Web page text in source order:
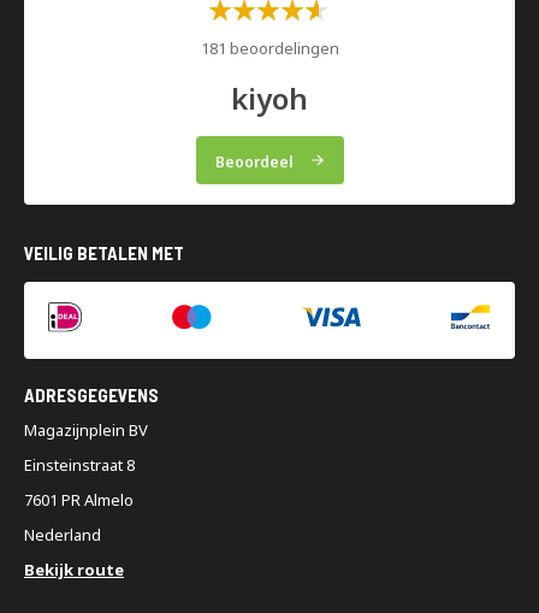
Waardering:
181 beoordelingen
kiyoh
Beoordeel
VEILIG BETALEN MET
ADRESGEGEVENS
Magazijnplein BV
Einsteinstraat 8
7601 PR Almelo
Nederland
Bekijk route